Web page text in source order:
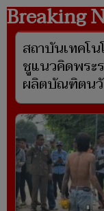
Breaking
สถาบันเทคโ
ชูแนวคิดพระ
ผลิตบัณฑิตนวั